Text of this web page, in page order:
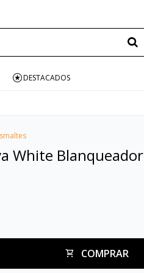
DESTACADOS
White Blanqueador
COMPRAR